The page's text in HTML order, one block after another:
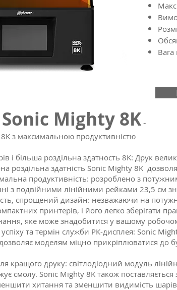
Mighty 8K-
8K з максимальною продуктивністю
і більша роздільна здатность 8K: Друк
роздільна здатність Sonic Mighty 8K
продуктивність: розроблено з
з подвійними лінійними рейками 23,5 см
спрощений дизайн: незважаючи на
принтерів, і його легко зберігати
яке може знадобитися у вашому
та термін служби РК-дисплея: Sonic
моделям міцно прикріплюватися до
кращого друку: світлодіодний модуль
смолу. Sonic Mighty 8K також
хитання та зменшити видимість